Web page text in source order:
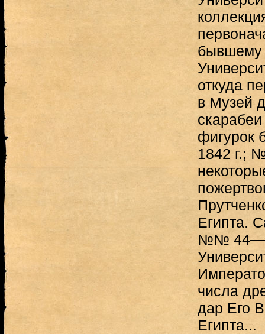
бывшему
откуда
в Музей
фигурок
1842 г.;
Египта.
№№
числа
дар Его
Египта...